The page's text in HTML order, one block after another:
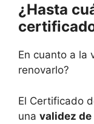
¿Hasta
En cuanto a la
renovarlo?
El Certificado
una validez de